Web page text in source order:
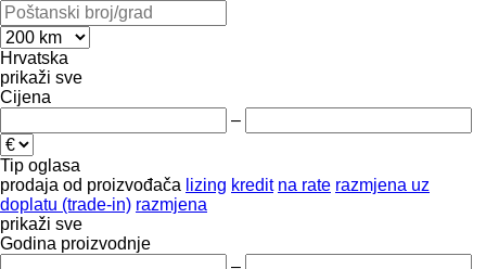
Hrvatska
prikaži sve
Cijena
–
Tip oglasa
prodaja od proizvođača lizing kredit na rate razmjena uz
doplatu (trade-in) razmjena
prikaži sve
Godina proizvodnje